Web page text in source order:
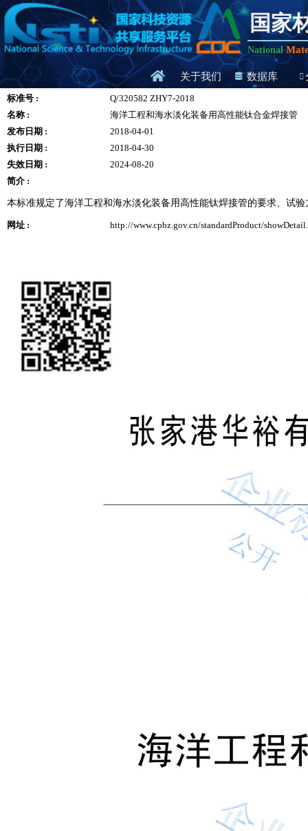
国家
National
关于我们 数据库
标准号 :
Q/320582 ZHY7-2018
名称 :
海洋工程和海水淡化装备用高性能钛合金焊接管
发布日期 :
2018-04-01
执行日期 :
2018-04-30
失效日期 :
2024-08-20
简介 :
本标准规定了海洋工程和海水淡化装备用高性能钛焊接管的要求、试
网址 : http://www.cpbz.gov.cn/standardProduct/